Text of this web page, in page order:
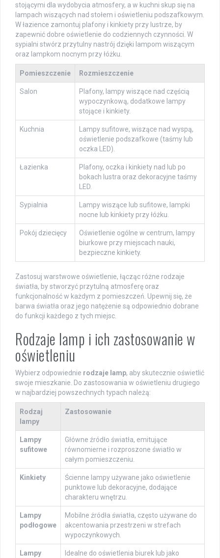
stojącymi dla wydobycia atmosfery, a w kuchni skup się na
lampach wiszących nad stołem i oświetleniu podszafkowym.
W łazience zamontuj plafony i kinkiety przy lustrze, by
zapewnić dobre oświetlenie do codziennych czynności. W
sypialni stwórz przytulny nastrój dzięki lampom wiszącym
oraz lampkom nocnym przy łóżku.
Pomieszczenie Rozmieszczenie
Salon
Plafony, lampy wiszące nad częścią
wypoczynkową, dodatkowe lampy
stojące i kinkiety.
Kuchnia
Lampy sufitowe, wiszące nad wyspą,
oświetlenie podszafkowe (taśmy lub
oczka LED).
Łazienka
Plafony, oczka i kinkiety nad lub po
bokach lustra oraz dekoracyjne taśmy
LED.
Sypialnia
Lampy wiszące lub sufitowe, lampki
nocne lub kinkiety przy łóżku.
Pokój dziecięcy
Oświetlenie ogólne w centrum, lampy
biurkowe przy miejscach nauki,
bezpieczne kinkiety.
Zastosuj warstwowe oświetlenie, łącząc różne rodzaje
światła, by stworzyć przytulną atmosferę oraz
funkcjonalność w każdym z pomieszczeń. Upewnij się, że
barwa światła oraz jego natężenie są odpowiednio dobrane
do funkcji każdego z tych miejsc.
Rodzaje lamp i ich zastosowanie w
oświetleniu
Wybierz odpowiednie rodzaje lamp, aby skutecznie oświetlić
swoje mieszkanie. Do zastosowania w oświetleniu drugiego
w najbardziej powszechnych typach należą:
Rodzaj
lampy
Zastosowanie
Lampy
sufitowe
Główne źródło światła, emitujące
równomierne i rozproszone światło w
całym pomieszczeniu.
Kinkiety
Ścienne lampy używane jako oświetlenie
punktowe lub dekoracyjne, dodające
charakteru wnętrzu.
Lampy
podłogowe
Mobilne źródła światła, często używane do
akcentowania przestrzeni w strefach
wypoczynkowych.
Lampy
Idealne do oświetlenia biurek lub jako